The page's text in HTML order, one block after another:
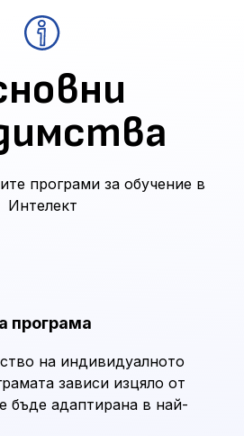
програми за обучение в
Интелект
програма
на индивидуалното
зависи изцяло от
бъде адаптирана в най-